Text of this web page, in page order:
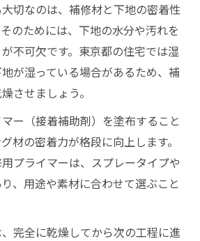
切なのは、補修材と下地の密着性
のためには、下地の水分や汚れを
不可欠です。東京都の住宅では湿
が湿っている場合があるため、補
させましょう。
ー（接着補助剤）を塗布すること
材の密着力が格段に向上します。
プライマーは、スプレータイプや
、用途や素材に合わせて選ぶこと
完全に乾燥してから次の工程に進